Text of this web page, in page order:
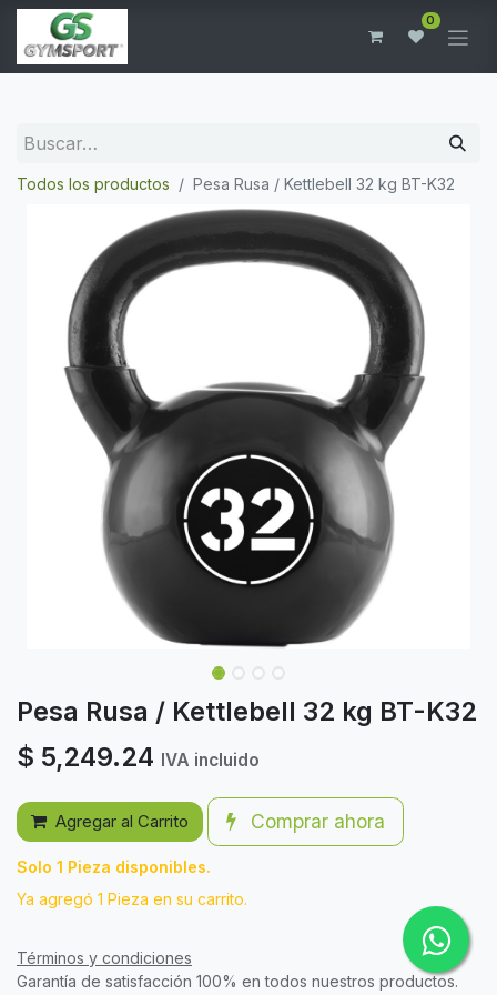
0
Todos los productos Pesa Rusa / Kettlebell 32 kg BT-K32
Pesa Rusa / Kettlebell 32 kg BT-K32
$ 5,249.24 IVA incluido
Agregar al Carrito Comprar ahora
Solo 1 Pieza disponibles.
Ya agregó 1 Pieza en su carrito.
Términos y condiciones
Garantía de satisfacción 100% en todos nuestros productos.